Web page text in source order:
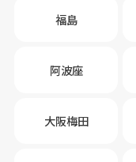
福島
阿波座
大阪梅田